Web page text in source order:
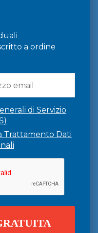
a ordine
di Servizio
Trattamento Dati